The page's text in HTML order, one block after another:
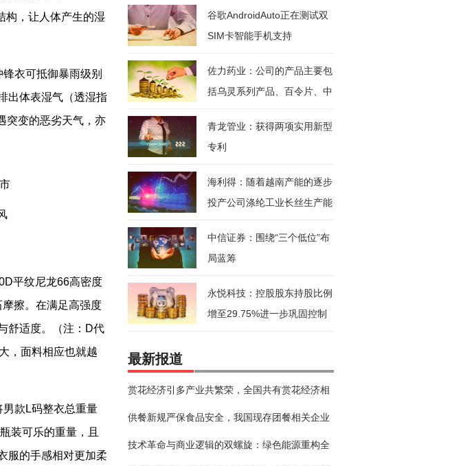
构，让人体产生的湿
衣可抵御暴雨级别
出体表湿气（透湿指
突变的恶劣天气，亦
平纹尼龙66高密度
擦。在满足高强度
舒适度。（注：D代
，面料相应也就越
款L码整衣总重量
装可乐的重量，且
服的手感相对更加柔
谷歌AndroidAuto正在测试双
SIM卡智能手机支持
佐力药业：公司的产品主要包
括乌灵系列产品、百令片、中
青龙管业：获得两项实用新型
专利
海利得：随着越南产能的逐步
投产公司涤纶工业长丝生产能
中信证券：围绕“三个低位”布
局蓝筹
永悦科技：控股股东持股比例
增至29.75%进一步巩固控制
最新报道
赏花经济引多产业共繁荣，全国共有赏花经济相
供餐新规严保食品安全，我国现存团餐相关企业
技术革命与商业逻辑的双螺旋：绿色能源重构全